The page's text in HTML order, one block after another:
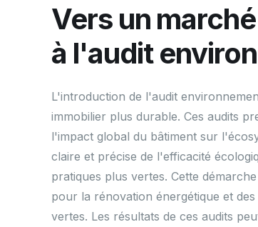
Vers un
à l'audit
L'introduction de l'audit
immobilier plus durable. Ces audits
l'impact global du bâtiment sur
claire et précise de l'efficacité
pratiques plus vertes. Cette
pour la rénovation énergétique et
vertes. Les résultats de ces audits